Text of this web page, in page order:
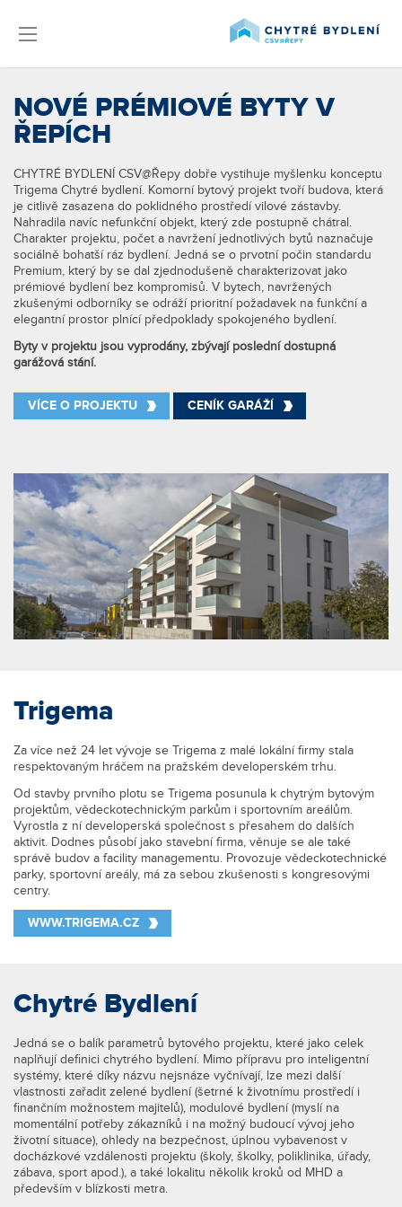
NOVÉ PRÉMIOVÉ BYTY V
ŘEPÍCH
CHYTRÉ BYDLENÍ CSV@Řepy dobře vystihuje myšlenku konceptu
Trigema Chytré bydlení. Komorní bytový projekt tvoří budova, která
je citlivě zasazena do poklidného prostředí vilové zástavby.
Nahradila navíc nefunkční objekt, který zde postupně chátral.
Charakter projektu, počet a navržení jednotlivých bytů naznačuje
sociálně bohatší ráz bydlení. Jedná se o prvotní počin standardu
Premium, který by se dal zjednodušeně charakterizovat jako
prémiové bydlení bez kompromisů. V bytech, navržených
zkušenými odborníky se odráží prioritní požadavek na funkční a
elegantní prostor plnící předpoklady spokojeného bydlení.
Byty v projektu jsou vyprodány, zbývají poslední dostupná
garážová stání.
VÍCE O PROJEKTU CENÍK GARÁŽÍ
Trigema
Za více než 24 let vývoje se Trigema z malé lokální firmy stala
respektovaným hráčem na pražském developerském trhu.
Od stavby prvního plotu se Trigema posunula k chytrým bytovým
projektům, vědeckotechnickým parkům i sportovním areálům.
Vyrostla z ní developerská společnost s přesahem do dalších
aktivit. Dodnes působí jako stavební firma, věnuje se ale také
správě budov a facility managementu. Provozuje vědeckotechnické
parky, sportovní areály, má za sebou zkušenosti s kongresovými
centry.
WWW.TRIGEMA.CZ
Chytré Bydlení
Jedná se o balík parametrů bytového projektu, které jako celek
naplňují definici chytrého bydlení. Mimo přípravu pro inteligentní
systémy, které díky názvu nejsnáze vyčnívají, lze mezi další
vlastnosti zařadit zelené bydlení (šetrné k životnímu prostředí i
finančním možnostem majitelů), modulové bydlení (myslí na
momentální potřeby zákazníků i na možný budoucí vývoj jeho
životní situace), ohledy na bezpečnost, úplnou vybavenost v
docházkové vzdálenosti projektu (školy, školky, poliklinika, úřady,
zábava, sport apod.), a také lokalitu několik kroků od MHD a
především v blízkosti metra.